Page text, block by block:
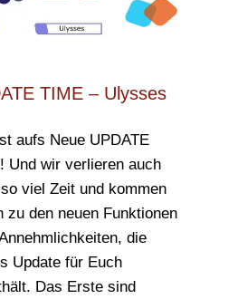
TIME – Ulysses
aufs Neue UPDATE
Und wir verlieren auch
viel Zeit und kommen
zu den neuen Funktionen
die
Update für Euch
Das Erste sind